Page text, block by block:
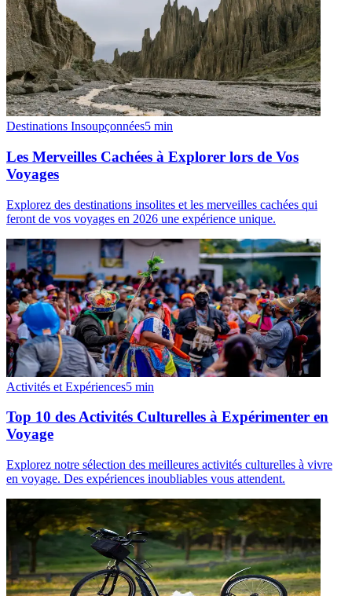
Destinations Insoupçonnées5 min
Les Merveilles Cachées à Explorer lors de Vos
Voyages
Explorez des destinations insolites et les merveilles cachées qui
feront de vos voyages en 2026 une expérience unique.
Activités et Expériences5 min
Top 10 des Activités Culturelles à Expérimenter en
Voyage
Explorez notre sélection des meilleures activités culturelles à vivre
en voyage. Des expériences inoubliables vous attendent.